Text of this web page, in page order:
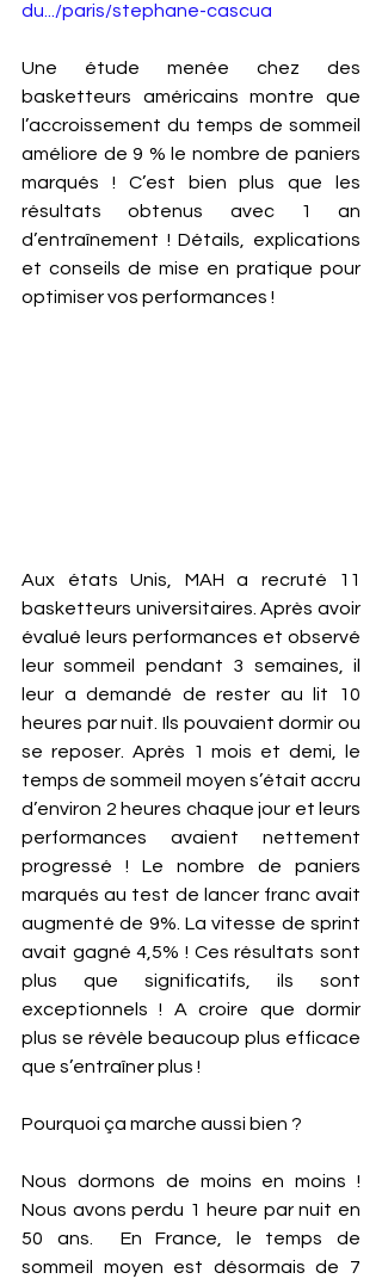
du.../paris/stephane-cascua
Une étude menée chez des
basketteurs américains montre que
l’accroissement du temps de sommeil
améliore de 9 % le nombre de paniers
marqués ! C’est bien plus que les
résultats obtenus avec 1 an
d’entraînement ! Détails, explications
et conseils de mise en pratique pour
optimiser vos performances !
Aux états Unis, MAH a recruté 11
basketteurs universitaires. Après avoir
évalué leurs performances et observé
leur sommeil pendant 3 semaines, il
leur a demandé de rester au lit 10
heures par nuit. Ils pouvaient dormir ou
se reposer. Après 1 mois et demi, le
temps de sommeil moyen s’était accru
d’environ 2 heures chaque jour et leurs
performances avaient nettement
progressé ! Le nombre de paniers
marqués au test de lancer franc avait
augmenté de 9%. La vitesse de sprint
avait gagné 4,5% ! Ces résultats sont
plus que significatifs, ils sont
exceptionnels ! A croire que dormir
plus se révèle beaucoup plus efficace
que s’entraîner plus !
Pourquoi ça marche aussi bien ?
Nous dormons de moins en moins !
Nous avons perdu 1 heure par nuit en
50 ans.  En France, le temps de
sommeil moyen est désormais de 7